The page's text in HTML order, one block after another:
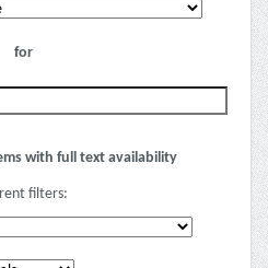
for
with full text availability
filters: